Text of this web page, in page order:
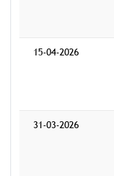
15-04-2026
31-03-2026